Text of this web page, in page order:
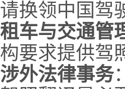
请换领中国驾
租车与交通管
构要求提供驾
涉外法律事务